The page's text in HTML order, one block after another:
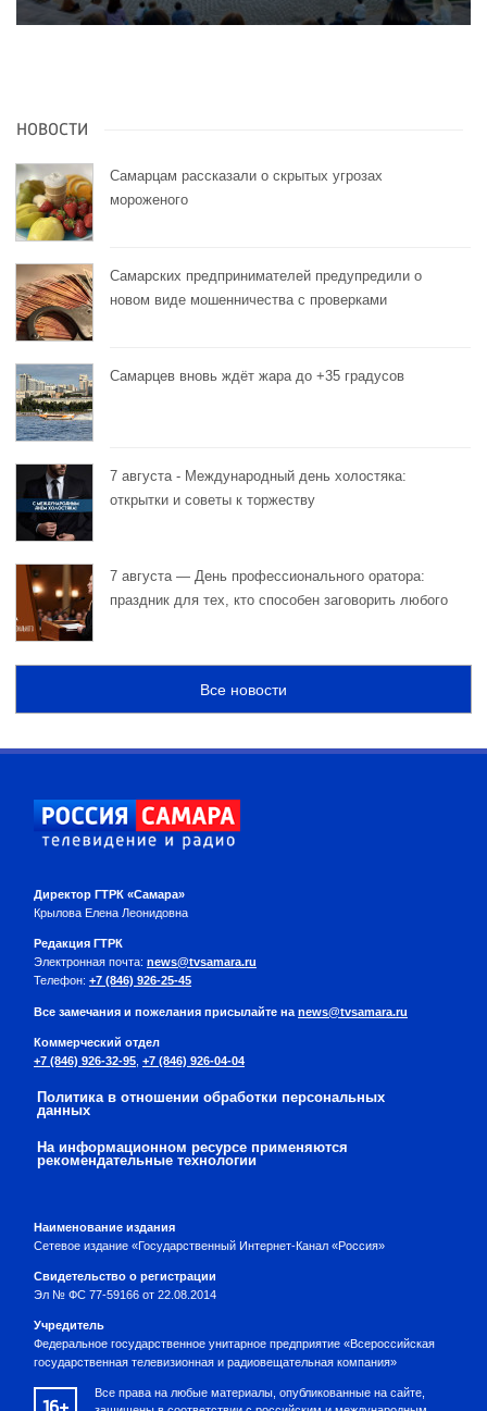
НОВОСТИ
Самарцам рассказали о скрытых угрозах
мороженого
Самарских предпринимателей предупредили о
новом виде мошенничества с проверками
Самарцев вновь ждёт жара до +35 градусов
7 августа - Международный день холостяка:
открытки и советы к торжеству
7 августа — День профессионального оратора:
праздник для тех, кто способен заговорить любого
Все новости
Директор ГТРК «Самара»
Крылова Елена Леонидовна
Редакция ГТРК
Электронная почта: news@tvsamara.ru
Телефон: +7 (846) 926-25-45
Все замечания и пожелания присылайте на news@tvsamara.ru
Коммерческий отдел
+7 (846) 926-32-95 +7 (846) 926-04-04
Политика в отношении обработки персональных
данных
На информационном ресурсе применяются
рекомендательные технологии
Наименование издания
Сетевое издание «Государственный Интернет-Канал «Россия»
Свидетельство о регистрации
Эл № ФС 77-59166 от 22.08.2014
Учредитель
Федеральное государственное унитарное предприятие «Всероссийская
государственная телевизионная и радиовещательная компания»
Все права на любые материалы, опубликованные на сайте,